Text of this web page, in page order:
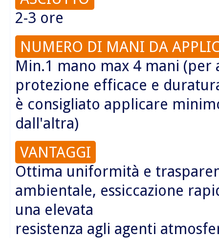
2-3 ore
NUMERO DI MANI DA
Min.1 mano max 4 mani (per
protezione efficace e
è consigliato applicare
dall'altra)
VANTAGGI
Ottima uniformità e
ambientale, essiccazione
una elevata
resistenza agli agenti